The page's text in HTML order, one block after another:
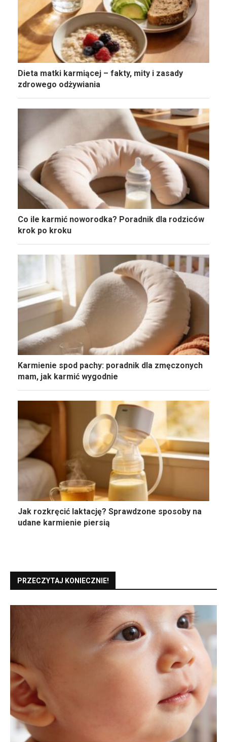
Dieta matki karmiącej – fakty, mity i zasady
zdrowego odżywiania
Co ile karmić noworodka? Poradnik dla rodziców
krok po kroku
Karmienie spod pachy: poradnik dla zmęczonych
mam, jak karmić wygodnie
Jak rozkręcić laktację? Sprawdzone sposoby na
udane karmienie piersią
PRZECZYTAJ KONIECZNIE!